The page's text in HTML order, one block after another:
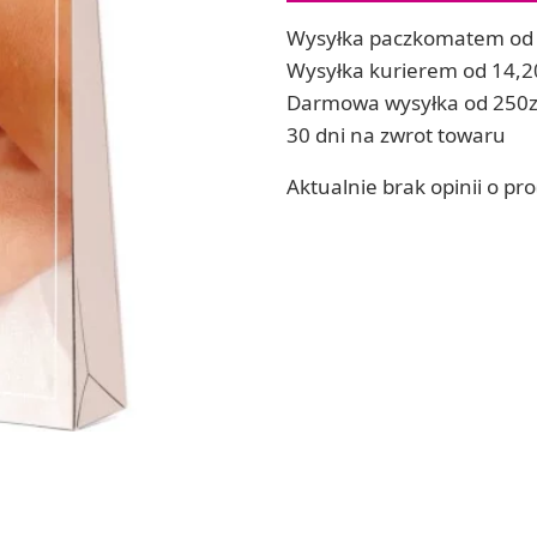
ręcznych
Zestawy do kul do kąpieli
Soda, kwasek, formy do kul do kąpieli
Dodatki: barwniki i zapachy
RZEŹBA, GLINY I ODLEWY
Odlewy dekoracyjne
Wysyłka paczkomatem od
Wysyłka kurierem od
Darmowa wysyłka od
30 dni na zwrot towaru
Aktualnie brak opinii o